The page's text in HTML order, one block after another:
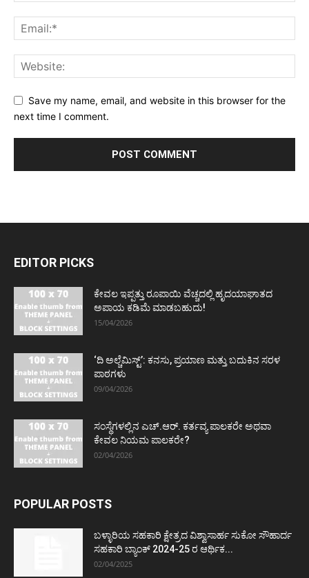
Save my name, email, and website in this browser for the
next time I comment.
EDITOR PICKS
ಕೇವಲ ಇಪ್ಪತ್ತು ರೂಪಾಯಿ ವೆಚ್ಚದಲ್ಲಿ ಹೃದಯಾಘಾತದ
ಅಪಾಯ ಕಡಿಮೆ ಮಾಡಬಹುದು!
15/04/2026
‘ದಿ ಅಲ್ಚೆಮಿಸ್ಟ್’: ಕನಸು, ಪ್ರಯಾಣ ಮತ್ತು ಬದುಕಿನ ಸರಳ
ಪಾಠಗಳು
09/04/2026
ಸಂಸ್ಥೆಗಳಲ್ಲಿನ ಎಚ್.ಆರ್. ಕರ್ತವ್ಯ ಪಾಲಕರೇ ಅಥವಾ
ಕೇವಲ ನಿಯಮ ಪಾಲಕರೇ?
02/04/2026
POPULAR POSTS
ಬಳ್ಳಾರಿಯ ಸಹಕಾರಿ ಕ್ಷೇತ್ರದ ವಿಶ್ವಾಸಾರ್ಹ ಸುಕೋ ಸೌಹಾರ್ದ
ಸಹಕಾರಿ ಬ್ಯಾಂಕ್ 2024-25 ರ ಆರ್ಥಿಕ...
02/04/2025